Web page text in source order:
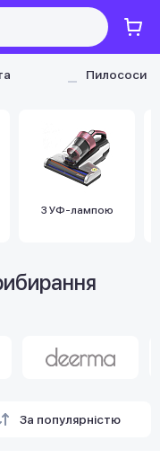
Пилососи
З УФ-лампою
За популярністю